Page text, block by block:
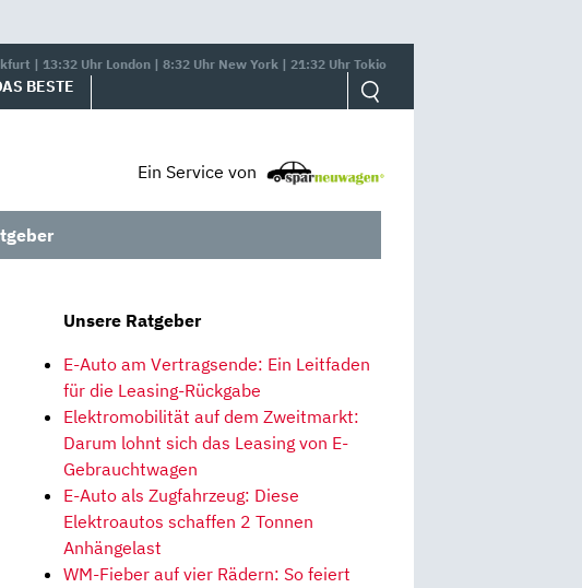
| 13:32 Uhr London | 8:32 Uhr New York | 21:32 Uhr Tokio
BESTE
Ein Service von
Unsere Ratgeber
E-Auto am Vertragsende: Ein Leitfaden
für die Leasing-Rückgabe
Elektromobilität auf dem Zweitmarkt:
Darum lohnt sich das Leasing von E-
Gebrauchtwagen
E-Auto als Zugfahrzeug: Diese
Elektroautos schaffen 2 Tonnen
Anhängelast
WM-Fieber auf vier Rädern: So feiert